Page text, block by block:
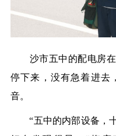
沙市五中的配电房在
停下来，没有急着进去
音。
“五中的内部设备，十